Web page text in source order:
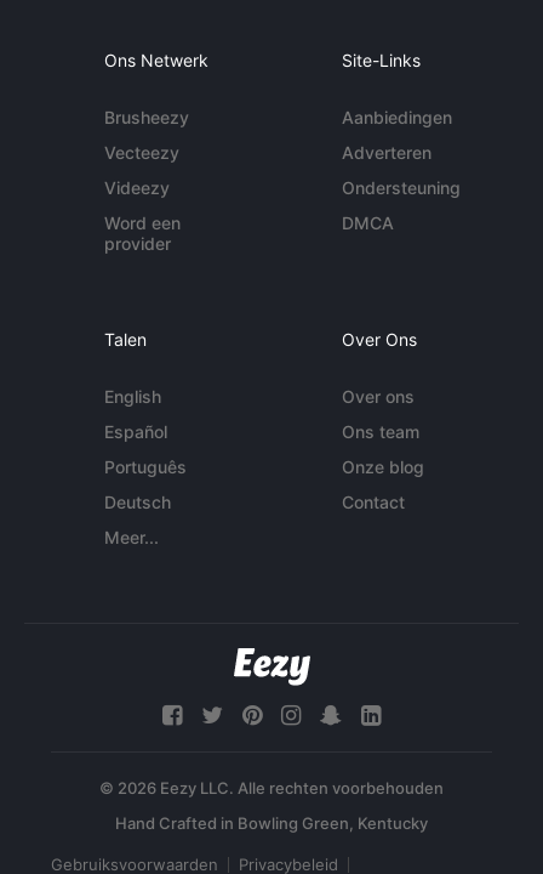
Ons Netwerk
Brusheezy
Vecteezy
Videezy
Word een
provider
Site-Links
Aanbiedingen
Adverteren
Ondersteuning
DMCA
Talen
English
Español
Português
Deutsch
Meer...
Over Ons
Over ons
Ons team
Onze blog
Contact
© 2026 Eezy LLC. Alle rechten voorbehouden
Gebruiksvoorwaarden Privacybeleid